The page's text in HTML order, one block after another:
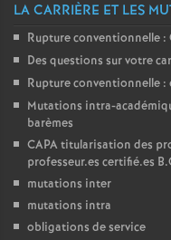
LA CARRIÈRE ET LES
Rupture conventionnelle :
Des questions sur votre
Rupture conventionnelle :
Mutations intra-
barèmes
CAPAtitularisation des
professeur.es certifié.es
mutations inter
mutations intra
obligations de service